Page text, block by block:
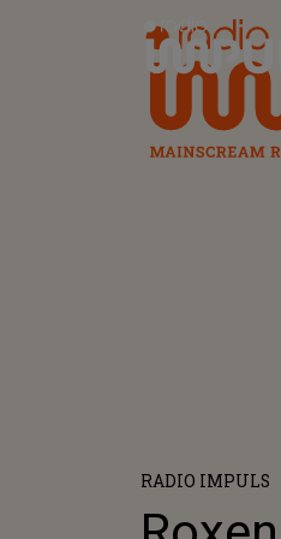
Radio Impuls
RADIO IMPULS